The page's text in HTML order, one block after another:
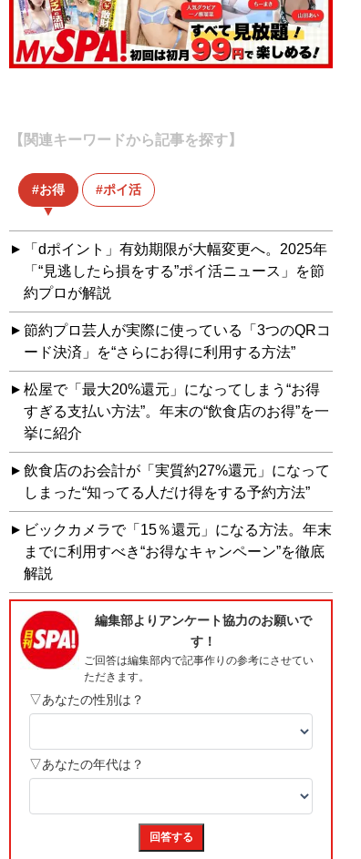
【関連キーワードから記事を探す】
お得 ポイ活
「dポイント」有効期限が大幅変更へ。2025年
「“見逃したら損をする”ポイ活ニュース」を節
約プロが解説
節約プロ芸人が実際に使っている「3つのQRコ
ード決済」を“さらにお得に利用する方法”
松屋で「最大20%還元」になってしまう“お得
すぎる支払い方法”。年末の“飲食店のお得”を一
挙に紹介
飲食店のお会計が「実質約27%還元」になって
しまった“知ってる人だけ得をする予約方法”
ビックカメラで「15％還元」になる方法。年末
までに利用すべき“お得なキャンペーン”を徹底
解説